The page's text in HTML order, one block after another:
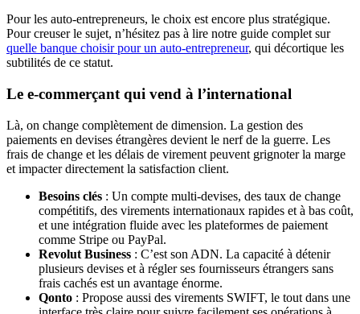
Pour les auto-entrepreneurs, le choix est encore plus stratégique.
Pour creuser le sujet, n’hésitez pas à lire notre guide complet sur
quelle banque choisir pour un auto-entrepreneur, qui décortique les
subtilités de ce statut.
Le e-commerçant qui vend à l’international
Là, on change complètement de dimension. La gestion des
paiements en devises étrangères devient le nerf de la guerre. Les
frais de change et les délais de virement peuvent grignoter la marge
et impacter directement la satisfaction client.
Besoins clés : Un compte multi-devises, des taux de change
compétitifs, des virements internationaux rapides et à bas coût,
et une intégration fluide avec les plateformes de paiement
comme Stripe ou PayPal.
Revolut Business : C’est son ADN. La capacité à détenir
plusieurs devises et à régler ses fournisseurs étrangers sans
frais cachés est un avantage énorme.
Qonto : Propose aussi des virements SWIFT, le tout dans une